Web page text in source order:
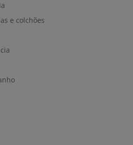
e colchões